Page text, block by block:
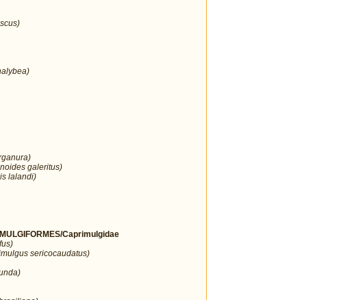
galeritus)
lalandi)
Caprimulgidae
sericocaudatus)